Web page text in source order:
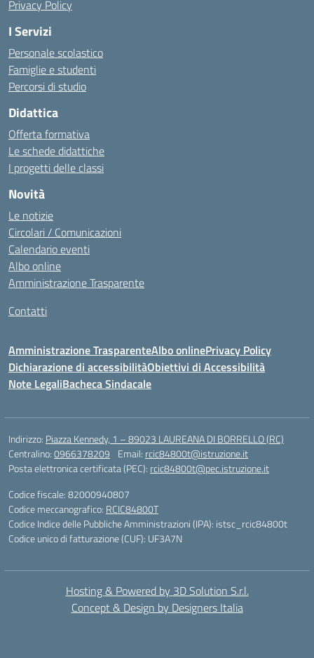
Privacy Policy
I Servizi
Personale scolastico
Famiglie e studenti
Percorsi di studio
Didattica
Offerta formativa
Le schede didattiche
I progetti delle classi
Novità
Le notizie
Circolari / Comunicazioni
Calendario eventi
Albo online
Amministrazione Trasparente
Contatti
Amministrazione TrasparenteAlbo onlinePrivacy Policy
Dichiarazione di accessibilitàObiettivi di Accessibilità
Note LegaliBacheca Sindacale
Indirizzo: Piazza Kennedy, 1 – 89023 LAUREANA DI BORRELLO (RC)
Centralino:0966378209 Email: rcic84800t@istruzione.it
Posta elettronica certificata (PEC): rcic84800t@pec.istruzione.it
Codice fiscale: 82000940807
Codice meccanografico: RCIC84800T
Codice Indice delle Pubbliche Amministrazioni (IPA): istsc_rcic84800t
Codice unico di fatturazione (CUF): UF3A7N
Hosting & Powered by 3D Solution S.r.l.
Concept & Design by Designers Italia